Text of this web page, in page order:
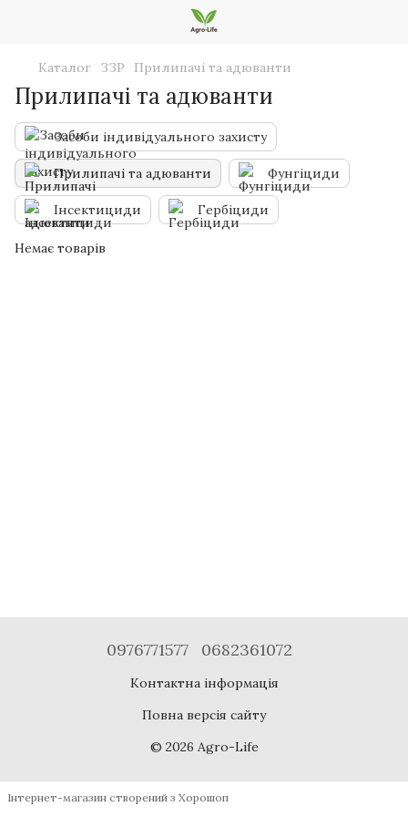
Каталог ЗЗР Прилипачі та адюванти
Прилипачі та адюванти
Засоби індивідуального захисту
Прилипачі та адюванти Фунгіциди
Інсектициди Гербіциди
Немає товарів
0976771577 0682361072
Контактна інформація
Повна версія сайту
© 2026 Agro-Life
Інтернет-магазин створений з Хорошоп